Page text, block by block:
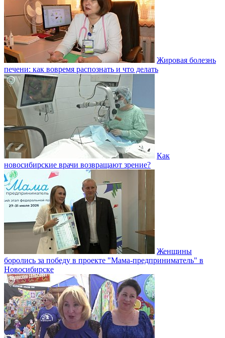
Жировая болезнь
печени: как вовремя распознать и что делать
Как
новосибирские врачи возвращают зрение?
Женщины
боролись за победу в проекте "Мама-предприниматель" в
Новосибирске